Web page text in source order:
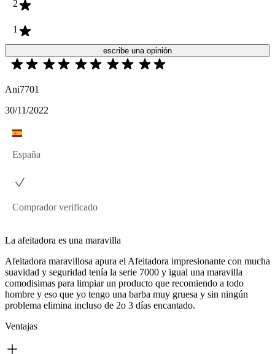
2
1
escribe una opinión
Ani7701
30/11/2022
España
Comprador verificado
La afeitadora es una maravilla
Afeitadora maravillosa apura el Afeitadora impresionante con mucha
suavidad y seguridad tenía la serie 7000 y igual una maravilla
comodisimas para limpiar un producto que recomiendo a todo
hombre y eso que yo tengo una barba muy gruesa y sin ningún
problema elimina incluso de 2o 3 días encantado.
Ventajas